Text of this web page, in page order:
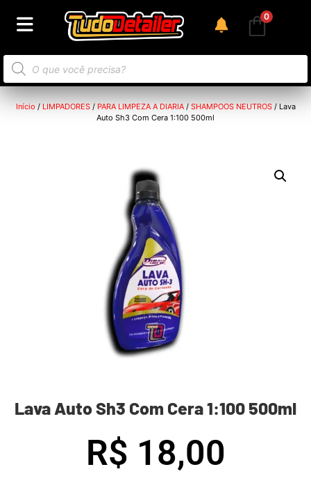
0
Início / LIMPADORES/ PARA LIMPEZA A DIARIA/ SHAMPOOS NEUTROS/ Lava
Auto Sh3 Com Cera 1:100 500ml
Lava Auto Sh3 Com Cera 1:100 500ml
R$ 18,00